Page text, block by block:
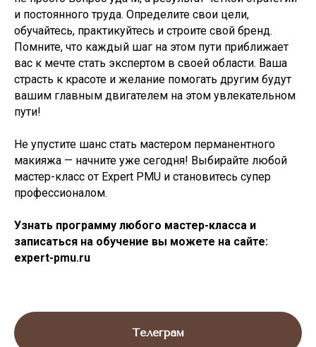
и постоянного труда. Определите свои цели,
обучайтесь, практикуйтесь и строите свой бренд.
Помните, что каждый шаг на этом пути приближает
вас к мечте стать экспертом в своей области. Ваша
страсть к красоте и желание помогать другим будут
вашим главным двигателем на этом увлекательном
пути!
Не упустите шанс стать мастером перманентного
макияжа — начните уже сегодня! Выбирайте любой
мастер-класс от Expert PMU и становитесь супер
профессионалом.
Узнать программу любого мастер-класса и
записаться на обучение вы можете на сайте:
expert-pmu.ru
Телеграм